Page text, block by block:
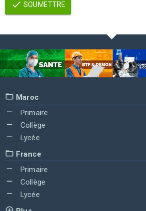
SOUMETTRE
Maroc
Primaire
Collège
Lycée
France
Primaire
Collège
Lycée